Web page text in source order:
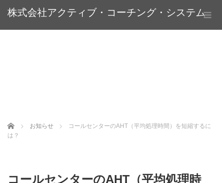
株式会社アクティブ・コーチング・システム
Home お知らせ
コールセンターのAHT（平均処理時間）を短縮するに
は？
コールセンターのAHT（平均処理時